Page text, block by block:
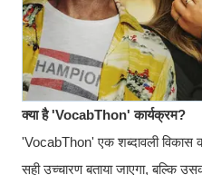
क्या है 'VocabThon' कार्यक्रम?
'VocabThon' एक शब्दावली विकास
सही उच्चारण बताया जाएगा, बल्कि